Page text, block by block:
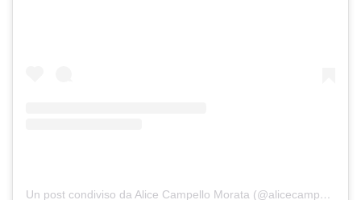
Un post condiviso da Alice Campello Morata (@alicecampello)